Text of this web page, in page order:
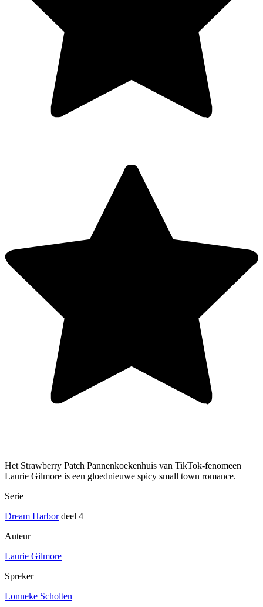
Het Strawberry Patch Pannenkoekenhuis van TikTok-fenomeen
Laurie Gilmore is een gloednieuwe spicy small town romance.
Serie
Dream Harbordeel 4
Auteur
Laurie Gilmore
Spreker
Lonneke Scholten